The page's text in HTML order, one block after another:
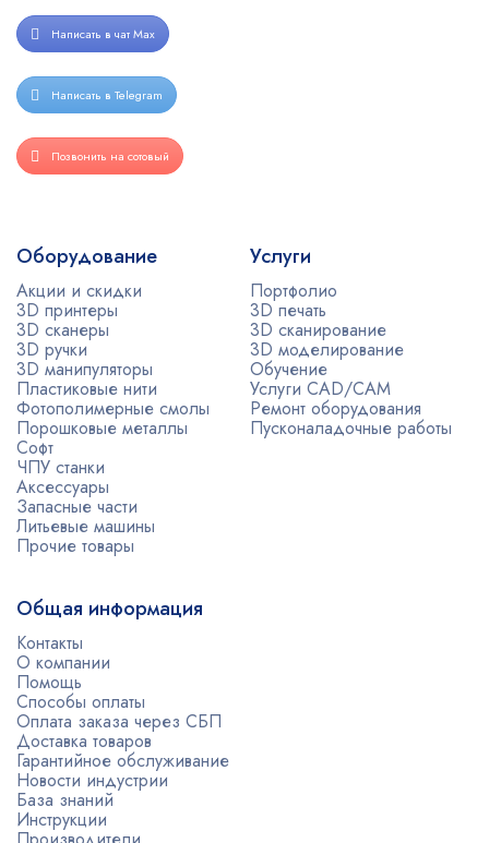
Написать в чат Max
Написать в Telegram
Позвонить на сотовый
Оборудование
Акции и скидки
3D принтеры
3D сканеры
3D ручки
3D манипуляторы
Пластиковые нити
Фотополимерные смолы
Порошковые металлы
Софт
ЧПУ станки
Аксессуары
Запасные части
Литьевые машины
Прочие товары
Услуги
Портфолио
3D печать
3D сканирование
3D моделирование
Обучение
Услуги CAD/CAM
Ремонт оборудования
Пусконаладочные работы
Общая информация
Контакты
О компании
Помощь
Способы оплаты
Оплата заказа через СБП
Доставка товаров
Гарантийное обслуживание
Новости индустрии
База знаний
Инструкции